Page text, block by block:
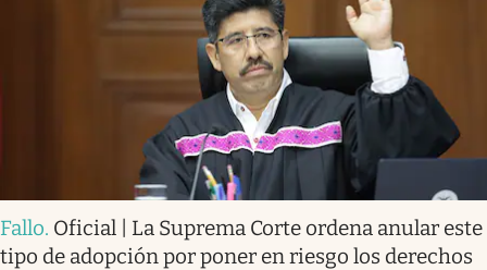
Fallo. Oficial | La Suprema Corte ordena anular este
tipo de adopción por poner en riesgo los derechos